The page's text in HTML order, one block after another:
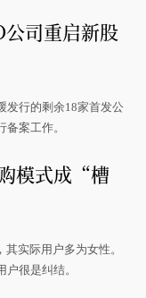
司重启新股
发行的剩余18家首发公
案工作。
模式成“槽
实际用户多为女性。
很是纠结。